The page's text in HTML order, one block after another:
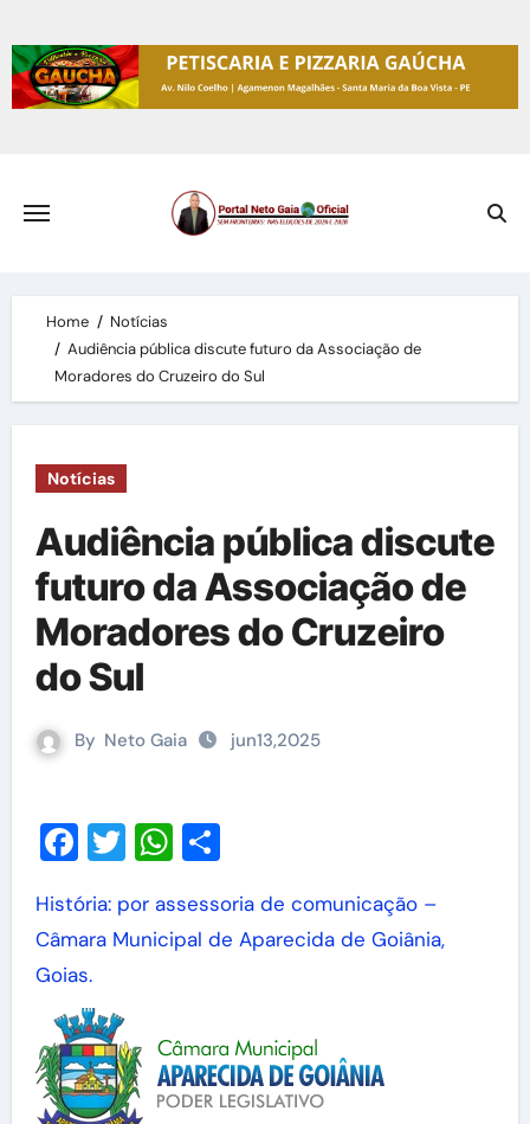
to
content
Home
Notícias
Audiência pública discute futuro da Associação de
Moradores do Cruzeiro do Sul
Notícias
Audiência pública discute
futuro da Associação de
Moradores do Cruzeiro
do Sul
By Neto Gaia jun13,2025
Facebook
TwitterWhatsApp
Share
História: por assessoria de comunicação –
Câmara Municipal de Aparecida de Goiânia,
Goias.